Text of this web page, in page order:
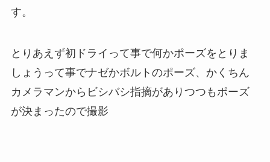
す。
とりあえず初ドライって事で何かポーズをとりま
しょうって事でナゼかボルトのポーズ、かくちん
カメラマンからビシバシ指摘がありつつもポーズ
が決まったので撮影